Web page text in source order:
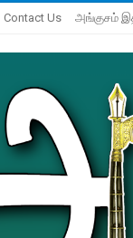
Contact Us அங்குசம்